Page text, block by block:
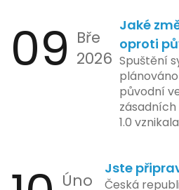
integraci
praxe, s
zapojit se
včetně
pokladen,
po ty
systémy,
uvařit. A
se mění,
zůstává –
jako
09 Bře
2026
Jaké
oproti
Spuštění
původní
zásadních
1.0
se má
Úno
Jste
Česká